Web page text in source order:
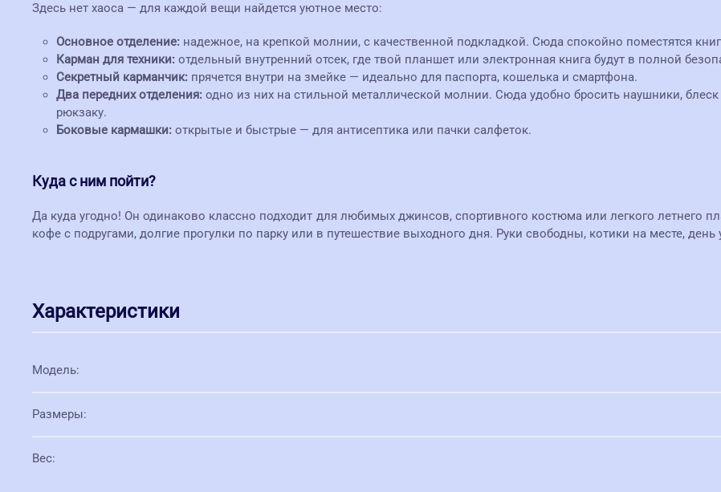
Здесь нет хаоса — для каждой вещи найдется уютное место:
Основное отделение: надежное, на крепкой молнии, с качественной подкладкой. Сюда спокойно поместятся
Карман для техники: отдельный внутренний отсек, где твой планшет или электронная книга будут в полной
Секретный карманчик: прячется внутри на змейке — идеально для паспорта, кошелька и смартфона.
Два передних отделения: одно из них на стильной металлической молнии. Сюда удобно бросить наушники,
рюкзаку.
Боковые кармашки: открытые и быстрые — для антисептика или пачки салфеток.
Куда с ним пойти?
Да куда угодно! Он одинаково классно подходит для любимых джинсов, спортивного костюма или легкого летнего
кофе с подругами, долгие прогулки по парку или в путешествие выходного дня. Руки свободны, котики на месте, день
Характеристики
Модель:
Размеры:
Вес: